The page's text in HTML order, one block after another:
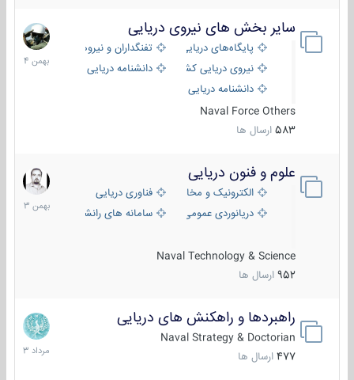
سایر بخش های نیروی دریایی
پایگاه‌های دریایی
تفنگداران و نیروهای ویژه‌ی دریایی
نیروی دریایی کشورهای مختلفدانشنامه دریایی
دانشنامه دریایی کپی
Naval Force Others
583 ارسال ها
22
بهمن
1404
علوم و فنون دریایی
الکترونیک و مخابرات دریاییفناوری دریایی
دریانوردی عمومی
سامانه های رانشی دریایی
Naval Technology & Science
952 ارسال ها
6
بهمن
1403
راهبردها و راهکنش های دریایی
Naval Strategy & Doctorian
477 ارسال ها
2
مرداد
1403